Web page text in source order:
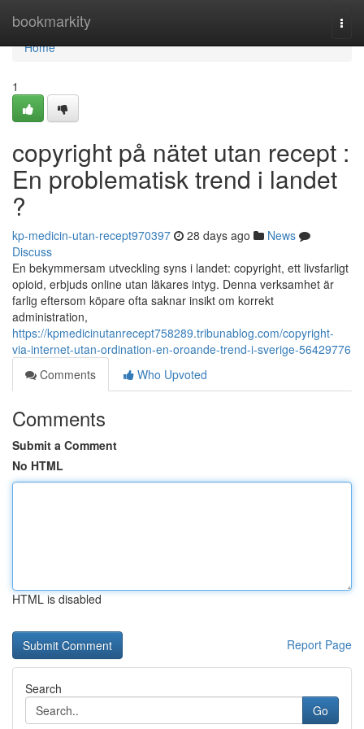
bookmarkity
Home
Home
1
copyright på nätet utan recept :
En problematisk trend i landet
?
kp-medicin-utan-recept970397 28 days ago
News
Discuss
En bekymmersam utveckling syns i landet: copyright, ett livsfarligt
opioid, erbjuds online utan läkares intyg. Denna verksamhet är
farlig eftersom köpare ofta saknar insikt om korrekt
administration,
https://kpmedicinutanrecept758289.tribunablog.com/copyright-
via-internet-utan-ordination-en-oroande-trend-i-sverige-56429776
Comments
Who Upvoted
Comments
Submit a Comment
No HTML
HTML is disabled
Report Page
Search
Go